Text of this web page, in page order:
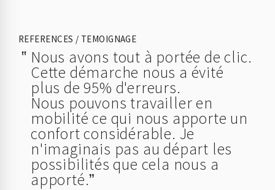
REFERENCES / TEMOIGNAGE
Nous avons tout à portée de clic.
Cette démarche nous a évité
plus de 95% d'erreurs.
Nous pouvons travailler en
mobilité ce qui nous apporte un
confort considérable. Je
n'imaginais pas au départ les
possibilités que cela nous a
apporté.